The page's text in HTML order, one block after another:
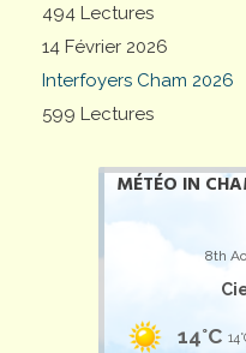
494 Lectures
14 Février 2026
Interfoyers Cham 2026
599 Lectures
MÉTÉO IN
8th
14°C